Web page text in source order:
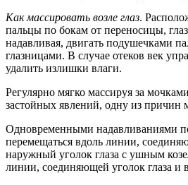
Как массировать возле глаз.
пальцы по бокам от переносицы,
надавливая, двигать подушечками
глазницами. В случае отеков век
удалить излишки влаги.
Регулярно мягко массируя за
застойных явлений, одну из причин
Одновременными надавливаниями
перемещаться вдоль линии,
наружный уголок глаза с ушным
линии, соединяющей уголок глаза и